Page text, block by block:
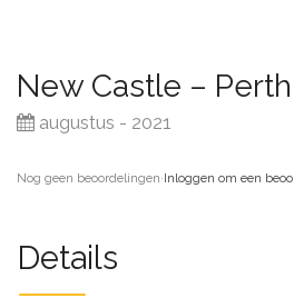
New Castle – Perth
augustus - 2021
Nog geen beoordelingen·Inloggen om een
Details